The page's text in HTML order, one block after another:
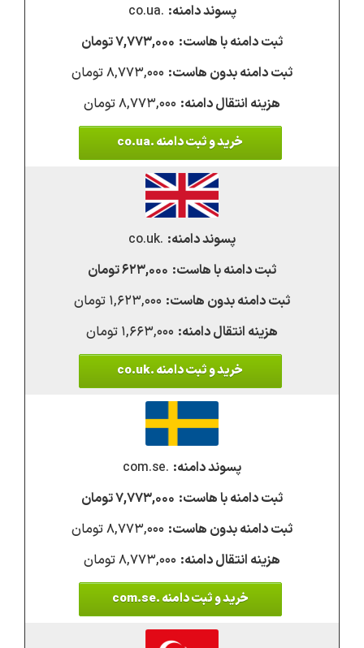
.co.ua
۷,۷۷۳,۰۰۰ تومان
۸,۷۷۳,۰۰۰ تومان
۸,۷۷۳,۰۰۰ تومان
خرید و ثبت دامنه .co.ua
.co.uk
۶۲۳,۰۰۰ تومان
۱,۶۲۳,۰۰۰ تومان
۱,۶۶۳,۰۰۰ تومان
خرید و ثبت دامنه .co.uk
.com.se
۷,۷۷۳,۰۰۰ تومان
۸,۷۷۳,۰۰۰ تومان
۸,۷۷۳,۰۰۰ تومان
خرید و ثبت دامنه .com.se